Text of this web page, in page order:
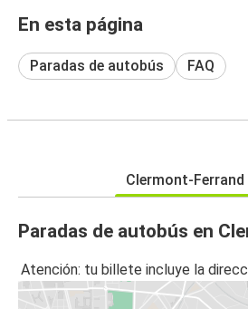
En esta página
Paradas de autobús FAQ
Clermont-Ferrand
Paradas de autobús en
Atención: tu billete incluye la